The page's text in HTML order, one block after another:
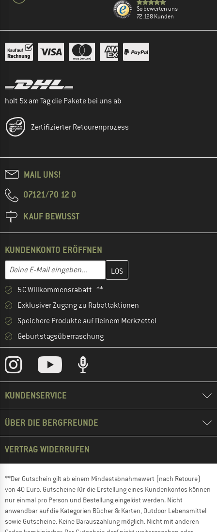
So bewerten uns
72.128 Kunden
holt 5x am Tag die Pakete bei uns ab
Zertifizierter Retourenprozess
MAIL UNS!
07121/70 12 0
KAUF BEWUSST
KUNDENKONTO ERÖFFNEN
E-Mail-Adresse
Gib hier deine E-Mail-Adresse ein und erstelle im nächsten
5€ Willkommensrabatt **
Exklusiver Zugang zu Rabattaktionen
Speichere Produkte auf Deinem Merkzettel
Geburtstagsüberraschung
KUNDENSERVICE
ÜBER DIE BERGFREUNDE
VERTRAG WIDERRUFEN
**Der Gutschein gilt ab einem Mindestabnahmewert (nach Retoure)
von 40 Euro. Gutscheine für die Erstellung eines Kundenkontos können
nur einmal pro Person und Bestellung eingelöst werden. Nicht
anwendbar auf die Kategorien Bücher & Karten, Outdoor Lebensmittel
sowie Gutscheine. Keine Barauszahlung möglich. Nicht mit anderen